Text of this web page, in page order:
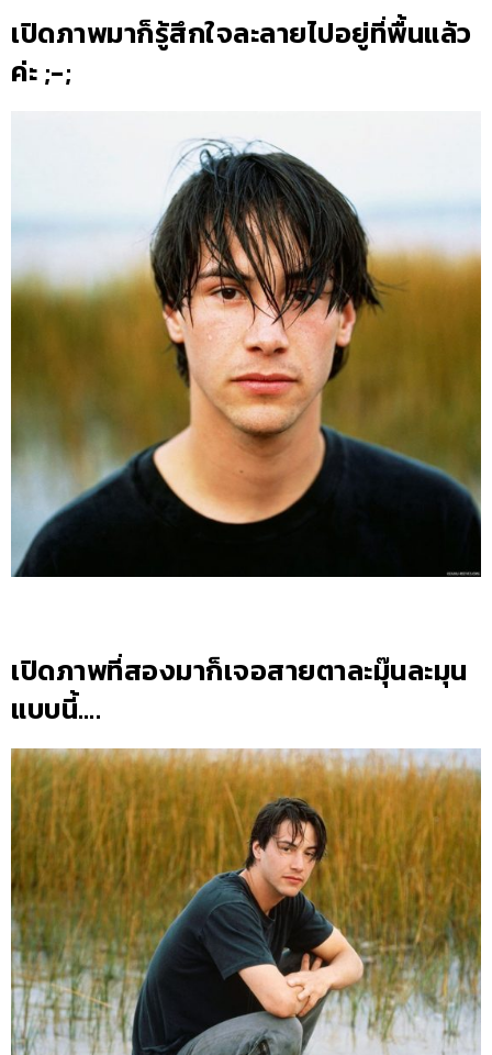
เปิดภาพมาก็รู้สึกใจละลายไปอยู่ที่พื้นแล้ว
ค่ะ ;-;
เปิดภาพที่สองมาก็เจอสายตาละมุ๊นละมุน
แบบนี้….